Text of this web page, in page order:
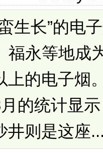
生长”的电
福永等地成
上的电子烟
的统计显
井则是这座